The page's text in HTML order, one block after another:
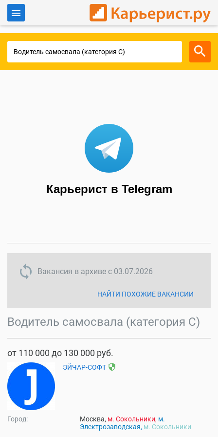
Для работодателей
Карьерист в Telegram
sync disabled
Вакансия в архиве с 03.07.2026
НАЙТИ ПОХОЖИЕ ВАКАНСИИ
Водитель самосвала (категория С)
от 110 000 до 130 000 руб.
ЭЙЧАР-СОФТ security
Город: Москва, м. Сокольники, м.
Электрозаводская, м. Сокольники